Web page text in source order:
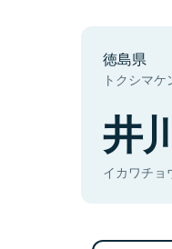
徳島県
トクシマケ
井
イカワチョ